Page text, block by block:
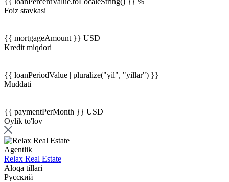
Foiz stavkasi
{{ mortgageAmount }} USD
Kredit miqdori
{{ loanPeriodValue | pluralize("yil", "yillar") }}
Muddati
{{ paymentPerMonth }} USD
Oylik to'lov
Agentlik
Relax Real Estate
Aloqa tillari
Русский